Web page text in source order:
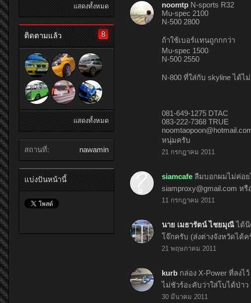
แสดงทั้งหมด
ติดตามแล้ว 8
แสดงทั้งหมด
สถานที่: nawamin
แบ่งปันหน้านี้
noomtp N-sports R32
Mu-spec 2100
N-500 2800
ถ้าใช้เบอร์แทนถูกกกว่า
Mu-spec 1500
N-500 2550
N-800 ที่ใส่กับ skyline ได้
081-649-1275 DTAC
083-222-7368 TRUE
หนุ่มครับ
21 กรกฎาคม 2011
siamcafe ลืมบอกผมไม่ค่อย
siamproxy@gmail.com หรื
11 กรกฎาคม 2011
นาย เมธารัตน์ ไชยมุณี ได้นิ
โจ๊กครับ (ส่งต่างจังหวัดได้ค
21 พฤษภาคม 2011
kurb กล่อง X-Power ที่ลงไ
ไม่ชัวร์อะคับว่าใส่โบได้ป่า
30 มีนาคม 2011